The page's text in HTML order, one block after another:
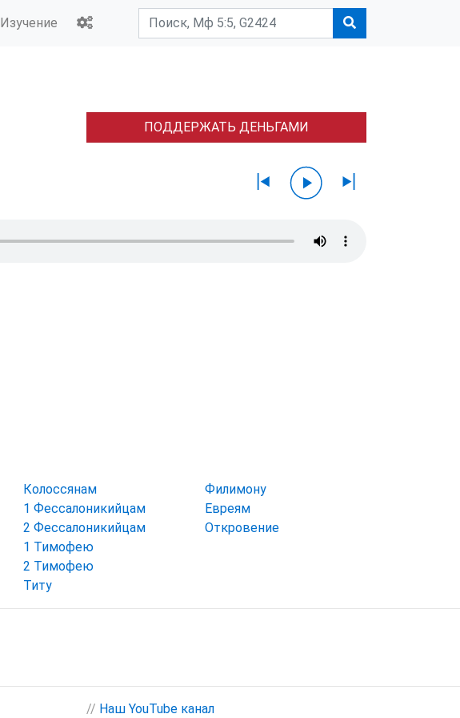
Изучение
ПОДДЕРЖАТЬ ДЕНЬГАМИ
Колоссянам
1 Фессалоникийцам
2 Фессалоникийцам
1 Тимофею
2 Тимофею
Титу
Филимону
Евреям
Откровение
// Наш YouTube канал